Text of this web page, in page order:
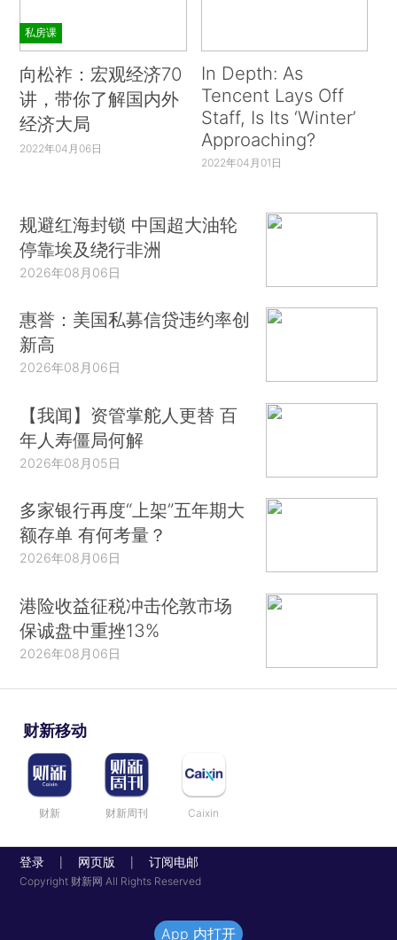
私房课
向松祚：宏观经济70
讲，带你了解国内外
经济大局
2022年04月06日
In Depth: As
Tencent Lays Off
Staff, Is Its ‘Winter’
Approaching?
2022年04月01日
规避红海封锁 中国超大油轮
停靠埃及绕行非洲
2026年08月06日
惠誉：美国私募信贷违约率创
新高
2026年08月06日
【我闻】资管掌舵人更替 百
年人寿僵局何解
2026年08月05日
多家银行再度“上架”五年期大
额存单 有何考量？
2026年08月06日
港险收益征税冲击伦敦市场
保诚盘中重挫13%
2026年08月06日
财新移动
财新 财新周刊 Caixin
登录 网页版 订阅电邮
Copyright 财新网 All Rights Reserved
App 内打开